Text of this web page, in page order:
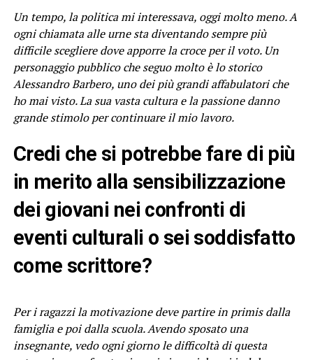
Un tempo, la politica mi interessava, oggi molto meno. A
ogni chiamata alle urne sta diventando sempre più
difficile scegliere dove apporre la croce per il voto. Un
personaggio pubblico che seguo molto è lo storico
Alessandro Barbero, uno dei più grandi affabulatori che
ho mai visto. La sua vasta cultura e la passione danno
grande stimolo per continuare il mio lavoro.
Credi che si potrebbe fare di più
in merito alla sensibilizzazione
dei giovani nei confronti di
eventi culturali o sei soddisfatto
come scrittore?
Per i ragazzi la motivazione deve partire in primis dalla
famiglia e poi dalla scuola. Avendo sposato una
insegnante, vedo ogni giorno le difficoltà di questa